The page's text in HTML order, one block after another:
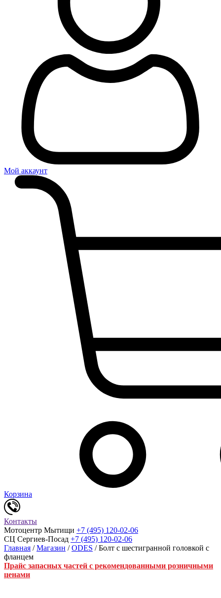
Мой аккаунт
Корзина
Контакты
Мотоцентр Мытищи +7 (495) 120-02-06
СЦ Сергиев-Посад +7 (495) 120-02-06
Главная /Магазин /ODES / Болт с шестигранной головкой с
фланцем
Прайс запасных частей с рекомендованными розничными
ценами